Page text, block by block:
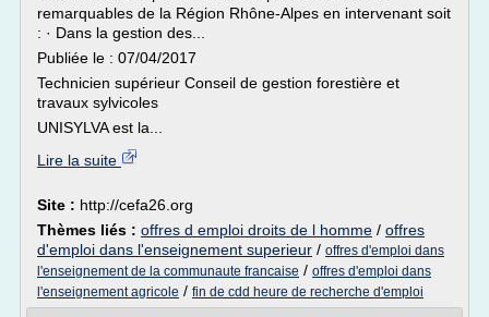
remarquables de la Région Rhône-Alpes en intervenant soit
: · Dans la gestion des...
Publiée le : 07/04/2017
Technicien supérieur Conseil de gestion forestière et
travaux sylvicoles
UNISYLVA est la...
Lire la suite
Site : http://cefa26.org
Thèmes liés : offres d emploi droits de l homme / offres
d'emploi dans l'enseignement superieur / offres d'emploi dans
l'enseignement de la communaute francaise / offres d'emploi dans
l'enseignement agricole / fin de cdd heure de recherche d'emploi